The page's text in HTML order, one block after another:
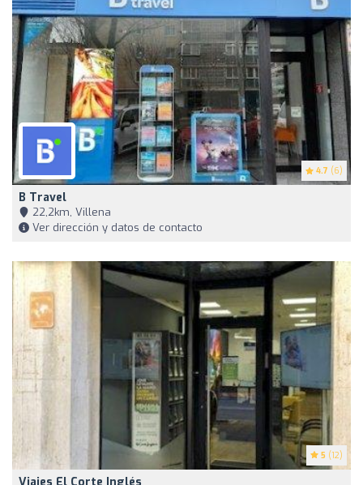
4.7 (6)
B Travel
22,2km, Villena
Ver dirección y datos de contacto
5 (12)